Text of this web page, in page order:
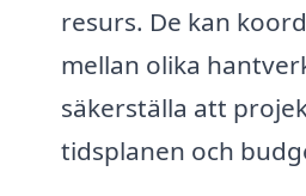
resurs. De kan
mellan olika
säkerställa att
tidsplanen och